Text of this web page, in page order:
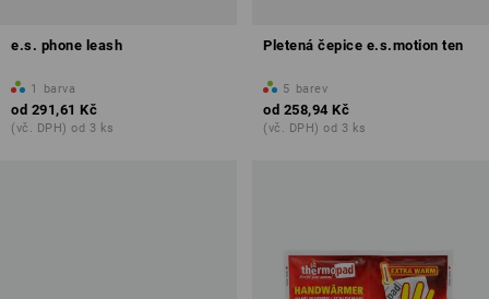
e.s. phone leash
1 barva
od 291,61 Kč
(vč. DPH) od 3 ks
Pletená čepice e.s.motion ten
5 barev
od 258,94 Kč
(vč. DPH) od 3 ks